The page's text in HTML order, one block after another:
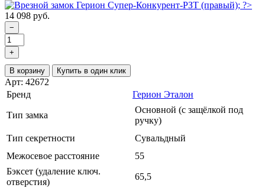
14 098 руб.
−
+
В корзину Купить в один клик
Арт: 42672
Бренд
Герион Эталон
Тип замка
Основной (с защёлкой под
ручку)
Тип секретности
Сувальдный
Межосевое расстояние
55
Бэксет (удаление ключ.
отверстия)
65,5